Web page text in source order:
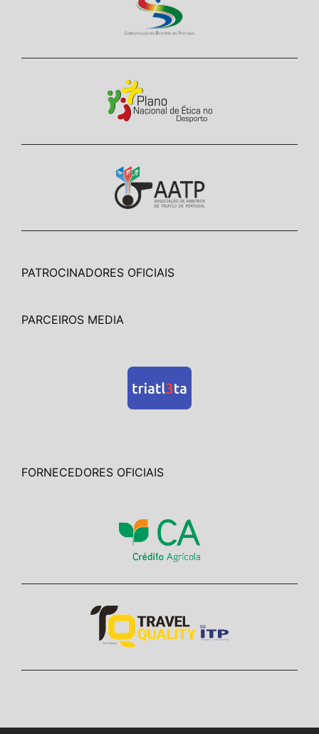
PATROCINADORES OFICIAIS
PARCEIROS MEDIA
FORNECEDORES OFICIAIS